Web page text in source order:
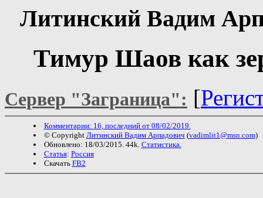
Литинский Вадим
Тимур Шаов как
Сервер "Заграница": [
Комментарии: 16, последний от 08/02/2019.
© Copyright Литинский Вадим Арпадович (vadimlit1@msn.com)
Обновлено: 18/03/2015. 44k. Статистика.
Статья: Россия
Скачать FB2